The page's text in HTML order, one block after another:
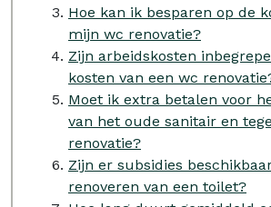
Hoe kan ik besparen op de
mijn wc renovatie?
Zijn arbeidskosten
kosten van een wc
Moet ik extra betalen voor
van het oude sanitair en
renovatie?
Zijn er subsidies
renoveren van een toilet?